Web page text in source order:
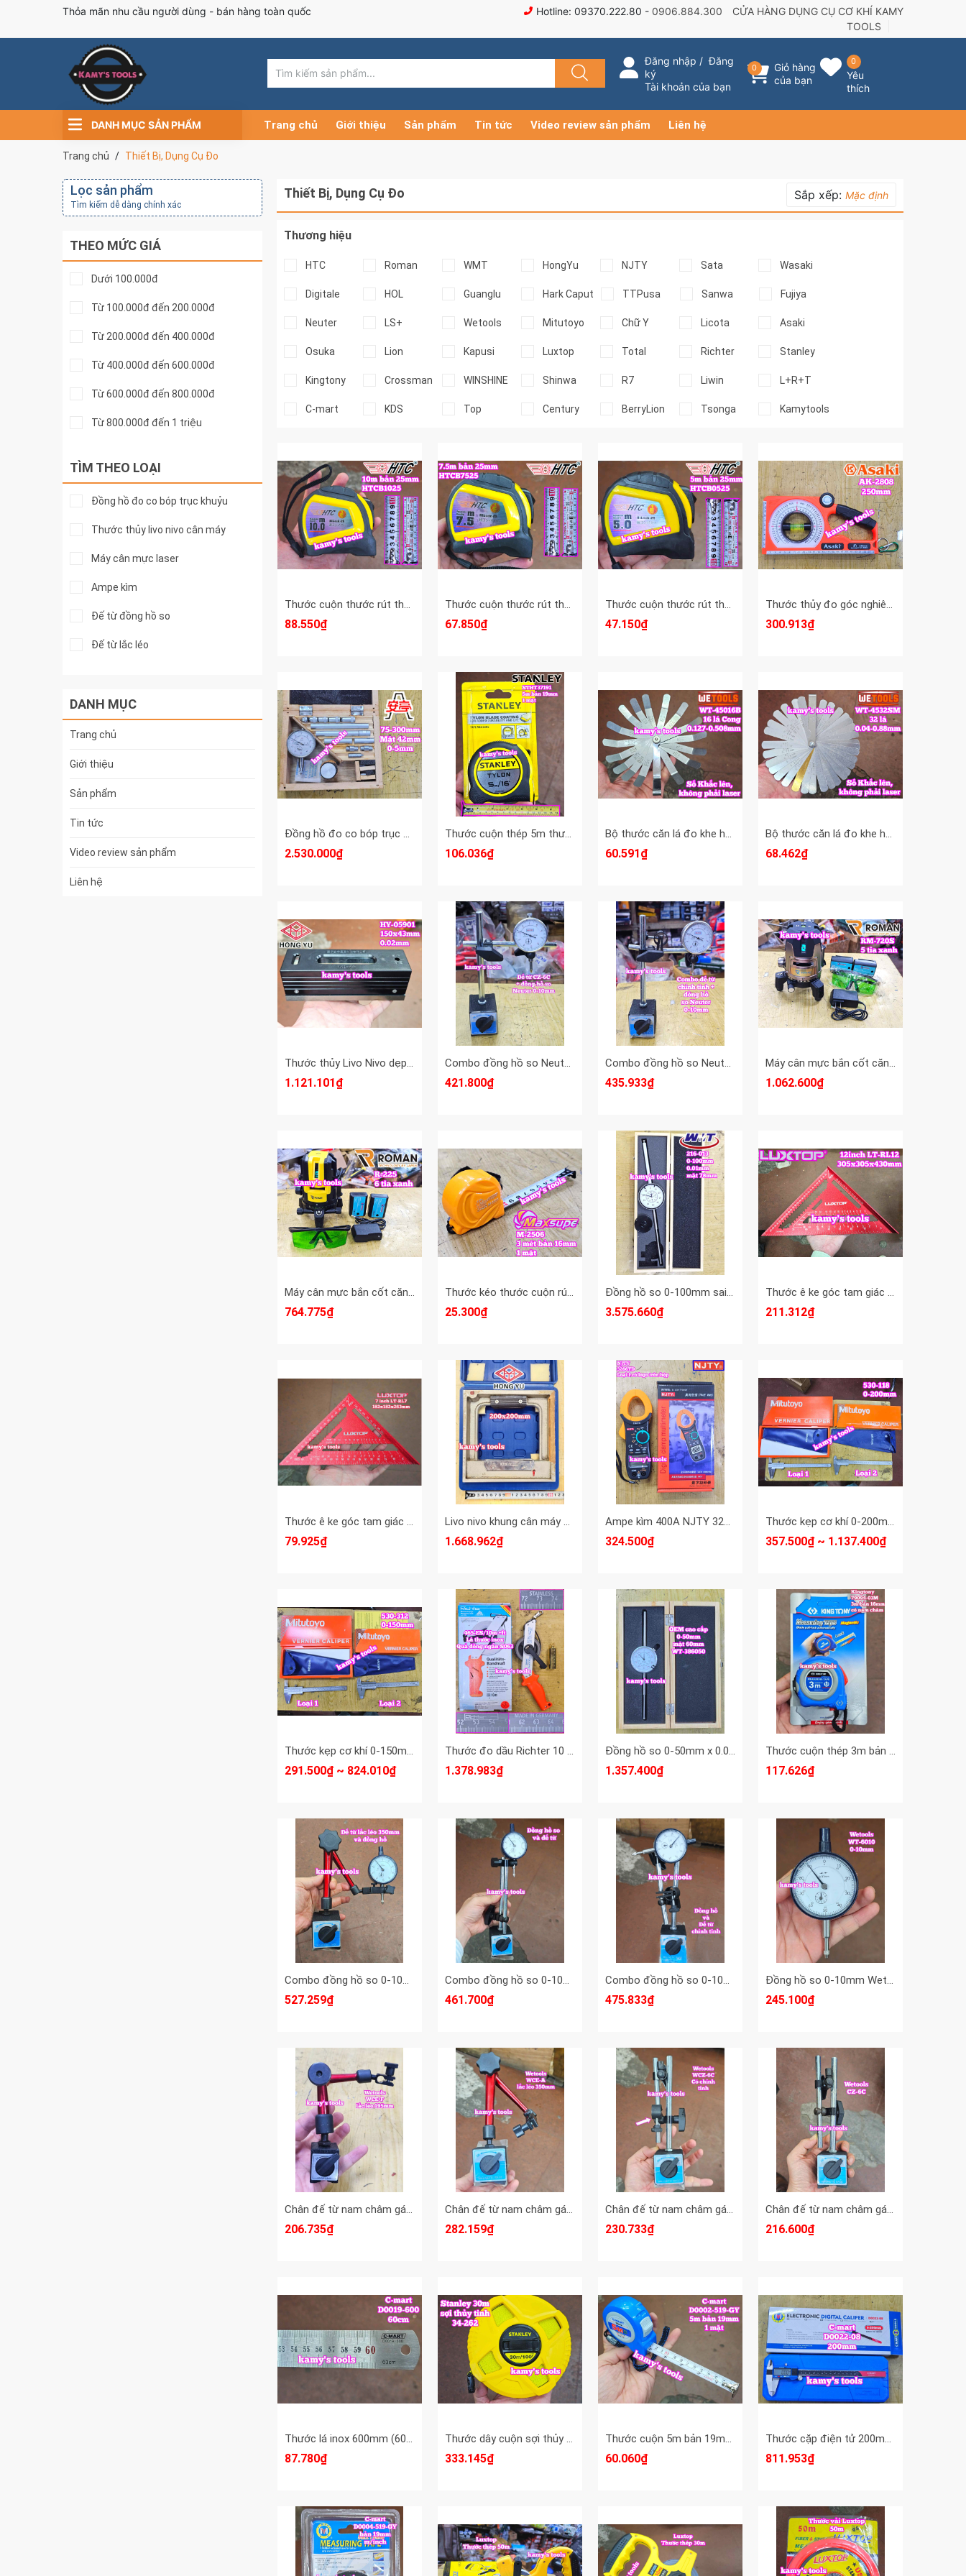
Thỏa mãn nhu cầu người dùng - bán hàng toàn quốc Hotline: 09370.222.80 - 0906.884.300
CỬA HÀNG DỤNG CỤ CƠ KHÍ KAMY
TOOLS
Đăng nhập /Đăng
ký
Tài khoản của bạn
0
Giỏ hàng
của bạn
0
Yêu
thích
DANH MỤC SẢN PHẨM Trang chủ Giới thiệu Sản phẩm Tin tức Video review sản phẩm Liên hệ
Trang chủ Thiết Bị, Dụng Cụ Đo
Lọc sản phẩm
Tìm kiếm dễ dàng chính xác
THEO MỨC GIÁ
Dưới 100.000đ
Từ 100.000đ đến 200.000đ
Từ 200.000đ đến 400.000đ
Từ 400.000đ đến 600.000đ
Từ 600.000đ đến 800.000đ
Từ 800.000đ đến 1 triệu
Trên 2 triệu
TÌM THEO LOẠI
Đồng hồ đo co bóp trục khuỷu
Thước thủy livo nivo cân máy
Máy cân mực laser
Ampe kìm
Đế từ đồng hồ so
Đế từ lắc léo
Thước dây vải
Đồng hồ đo điện
Đồng hồ đo lỗ trong xy lanh
Thước lá shinwa
Đồng hồ so
Thước đo ren
DANH MỤC
Trang chủ
Giới thiệu
Sản phẩm
Tin tức
Video review sản phẩm
Liên hệ
Thiết Bị, Dụng Cụ Đo Sắp xếp: Mặc định
Thương hiệu
HTC Roman WMT HongYu NJTY Sata Wasaki
Digitale HOL Guanglu Hark Caput TTPusa Sanwa Fujiya
Neuter LS+ Wetools Mitutoyo Chữ Y Licota Asaki
Osuka Lion Kapusi Luxtop Total Richter Stanley
Kingtony Crossman WINSHINE Shinwa R7 Liwin L+R+T
C-mart KDS Top Century BerryLion Tsonga Kamytools
Thước cuộn thước rút thước kéo 10m 10 mét bản 25mm HTC HiLock-25 model HTCB1025 tự động khóa
88.550₫
Thước cuộn thước rút thước kéo 7.5m 7.5 mét bản 25mm HTC HiLock-25 model HTCB7525 tự động khóa
67.850₫
Thước cuộn thước rút thước kéo 5m 5 mét bản 25mm HTC HiLock-25 model HTCB0525 tự động khóa
47.150₫
Thước thủy đo góc nghiêng Asaki AK-2808 dài 250mm có nam châm 1 mặt
300.913₫
Đồng hồ đo co bóp trục máy độ lệch trục khuỷu Shanghai Anting 75-300mm Anting-33501
2.530.000₫
Thước cuộn thép 5m thước kéo 5 mét 1 mặt hệ mét inch bản 19mm Stanley STHT37191
106.036₫
Bộ thước căn lá đo khe hở chỉnh cò xupap loại CONG 16 lá 0.127-0.508mm Wetools WT-45016B
60.591₫
Bộ thước căn lá đo khe hở chỉnh cò xupap 32 lá 0.04-0.88mm Wetools WT-4532SM
68.462₫
Thước thủy Livo Nivo dẹp hình chữ nhật cân máy 150mm x 0.02mm HongYu HY-05901
1.121.101₫
Combo đồng hồ so Neuter 0-10mm và để từ CZ-6C
421.800₫
Combo đồng hồ so Neuter 0-10mm và để từ có chỉnh tinh WCZ-6C
435.933₫
Máy cân mực bắn cốt căn laser 5 tia xanh Roman RM-720S
1.062.600₫
Máy cân mực bắn cốt căn laser 6 tia xanh Roman R-225
764.775₫
Thước kéo thước cuộn rút 3 mét 3m Maxsupe M-2506 bản 16mm 1 mặt
25.300₫
Đồng hồ so 0-100mm sai số 0.01mm WMT model 216-013 mặt 78mm thân thép cao cấp nặng 512g
3.575.660₫
Thước ê ke góc tam giác vuông đa năng nhôm 12 inch Luxtop LT-RL12
211.312₫
Thước ê ke góc tam giác vuông đa năng nhôm 7 inch Luxtop LT-RL7
79.925₫
Livo nivo khung cân máy hình vuông 200mm x0.02mm HongYu HY-09520A
1.668.962₫
Ampe kìm 400A NJTY 3266TD Loại 1 Đo Tụ Tần Số Nhiệt Độ dài 185mm ngàm kẹp 30mm
324.500₫
Thước kẹp cơ khí 0-200mm x0.02mm Mitutoyo 530-118
357.500₫ ~ 1.137.400₫
Thước kẹp cơ khí 0-150mm x0.02mm Mitutoyo 530-312
291.500₫ ~ 824.010₫
Thước đo dầu Richter 10 mét 465-ES/10m lá thước inox quả rọi bằng đồng ngắn S063 cao cấp chính hãng
1.378.983₫
Đồng hồ so 0-50mm x 0.01mm mặt 60mm hàng OEM cao cấp Wetools WT-386050
1.357.400₫
Thước cuộn thép 3m bản 16mm Kingtony model 79094-03M tự động khóa
117.626₫
Combo đồng hồ so 0-10mm và để từ xoay lắc léo 350mm WCE-A
527.259₫
Combo đồng hồ so 0-10mm Wetools và đế từ CZ-6C
461.700₫
Combo đồng hồ so 0-10mm và để từ có chỉnh tinh WCZ-6C
475.833₫
Đồng hồ so 0-10mm Wetools WT-6010 mặt 56mm
245.100₫
Chân đế từ nam châm gá đồng hồ so lắc léo dài 195mm WCE-F Wetools
206.735₫
Chân đế từ nam châm gá đồng hồ so lắc léo dài 350mm WCE-A Wetools
282.159₫
Chân đế từ nam châm gá đồng hồ so có chỉnh tinh WCZ-6C Wetools
230.733₫
Chân đế từ nam châm gá đồng hồ so CZ-6C Wetools
216.600₫
Thước lá inox 600mm (60cm) 2 hệ inch và mét bản 28mm hệ mét C-mart D0019-600
87.780₫
Thước dây cuộn sợi thủy tinh 30m Stanley 34-262 STHT34262-8 bản 12.7mm thước kéo 30 mét
333.145₫
Thước cuộn 5m bản 19mm 1 mặt C-Mart model D0002-519-GY, thước kéo 5m mét, thước rút 5 mét
60.060₫
Thước cặp điện tử 200mm C-mart D0022-08, thước kẹp điện tử
811.953₫